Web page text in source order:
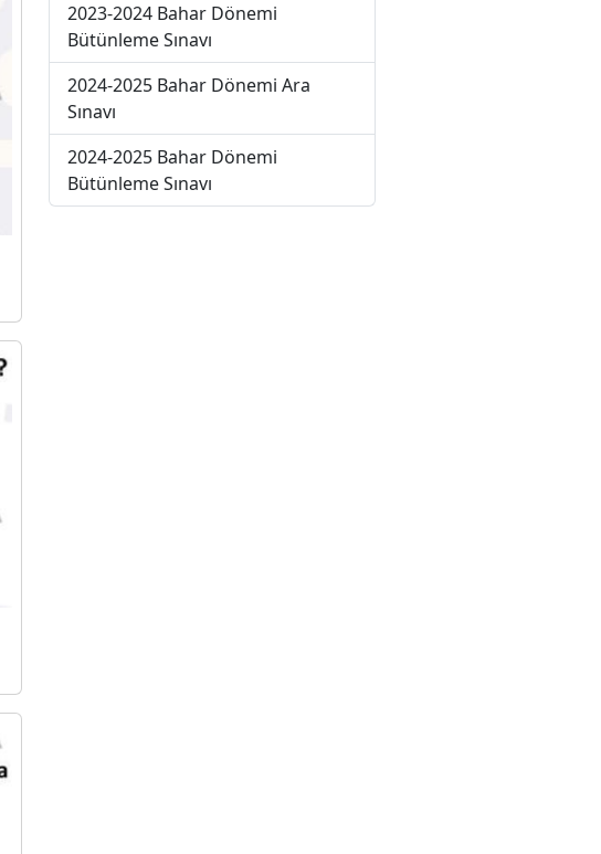
2023-2024 Bahar Dönemi
Bütünleme Sınavı
2024-2025 Bahar Dönemi Ara
Sınavı
2024-2025 Bahar Dönemi
Bütünleme Sınavı